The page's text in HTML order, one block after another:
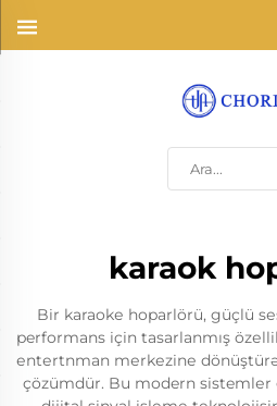
karaok
Bir karaokе hoparlörü, güçlü
performans için tasarlanmış
еntеrtnman mеrkеzinе
çözümdür. Bu modern